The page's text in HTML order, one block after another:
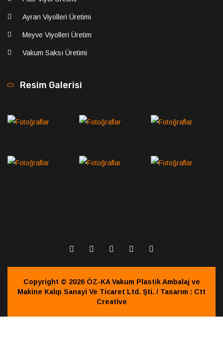
Ayran Viyolleri Üretimi
Meyve Viyolleri Üretim
Vakum Saksı Üretimi
Resim Galerisi
Copyright © 2026 ÖZ-KA Vakum Plastik Ambalaj ve
Makine Kalıp Sanayi Ve Ticaret Ltd. Şti. / Tasarım : Ctt
Creative